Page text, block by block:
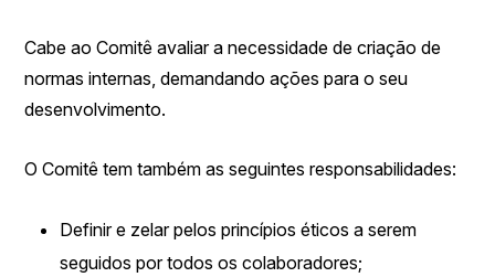
Cabe ao Comitê avaliar a necessidade de criação de
normas internas, demandando ações para o seu
desenvolvimento.
O Comitê tem também as seguintes responsabilidades:
Definir e zelar pelos princípios éticos a serem
seguidos por todos os colaboradores;